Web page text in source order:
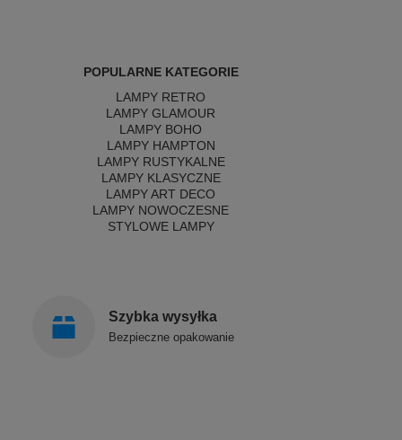
POPULARNE KATEGORIE
LAMPY RETRO
LAMPY GLAMOUR
LAMPY BOHO
LAMPY HAMPTON
LAMPY RUSTYKALNE
LAMPY KLASYCZNE
LAMPY ART DECO
LAMPY NOWOCZESNE
STYLOWE LAMPY
Szybka wysyłka
Bezpieczne opakowanie